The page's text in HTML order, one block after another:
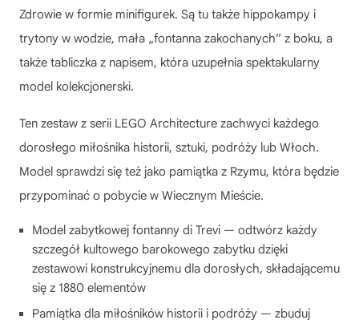
Zdrowie w formie minifigurek. Są tu także hippokampy i
trytony w wodzie, mała „fontanna zakochanych” z boku, a
także tabliczka z napisem, która uzupełnia spektakularny
model kolekcjonerski.
Ten zestaw z serii LEGO Architecture zachwyci każdego
dorosłego miłośnika historii, sztuki, podróży lub Włoch.
Model sprawdzi się też jako pamiątka z Rzymu, która będzie
przypominać o pobycie w Wiecznym Mieście.
Model zabytkowej fontanny di Trevi — odtwórz każdy
szczegół kultowego barokowego zabytku dzięki
zestawowi konstrukcyjnemu dla dorosłych, składającemu
się z 1880 elementów
Pamiątka dla miłośników historii i podróży — zbuduj